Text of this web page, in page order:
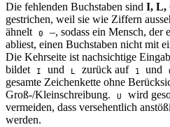
Die fehlenden Buchstaben sind I, L,
gestrichen, weil sie wie Ziffern
ähnelt 0
–, sodass ein Mensch,
abliest, einen Buchstaben nicht mit
Die Kehrseite ist nachsichtige
bildet
I und L zurück auf 1 und
gesamte Zeichenkette ohne
Groß-/Kleinschreibung.
U
wird
vermeiden, dass versehentlich
werden.